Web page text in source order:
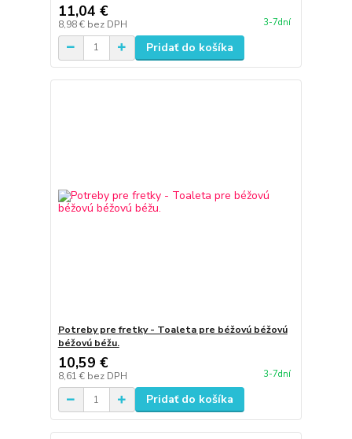
11,04 €
8,98 € bez DPH 3-7dní
Pridať do košíka
Potreby pre fretky - Toaleta pre béžovú béžovú
béžovú béžu.
10,59 €
8,61 € bez DPH 3-7dní
Pridať do košíka